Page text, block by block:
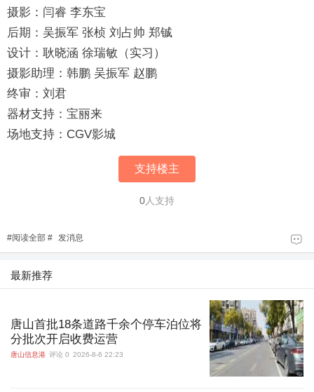
摄影：闫睿 李东宝
后期：吴振军 张桢 刘占帅 郑铖
设计：耿晓涵 徐瑞敏（实习）
摄影助理：韩鹏 吴振军 赵鹏
终审：刘君
器材支持：宝丽来
场地支持：CGV影城
支持楼主
0人支持
#阅读全部 # 发消息
最新推荐
唐山首批18条道路千余个停车泊位将
分批次开启收费运营
唐山信息港 评论 0 2026-8-6 22:23